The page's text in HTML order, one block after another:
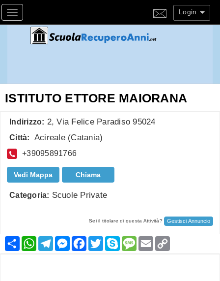
Toggle navigation Login
ISTITUTO ETTORE MAIORANA
Indirizzo: 2, Via Felice Paradiso 95024
Città: Acireale (Catania)
+39095891766
Vedi Mappa Chiama
Categoria: Scuole Private
Sei il titolare di questa Attività? Gestisci Annuncio
CondividiWhatsApp
TelegramMessenger
Facebook
TwitterSkypeMessage
Email